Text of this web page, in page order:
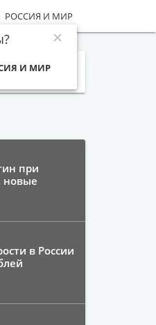
РОССИЯ И МИР
И МИР
при
новые
в России